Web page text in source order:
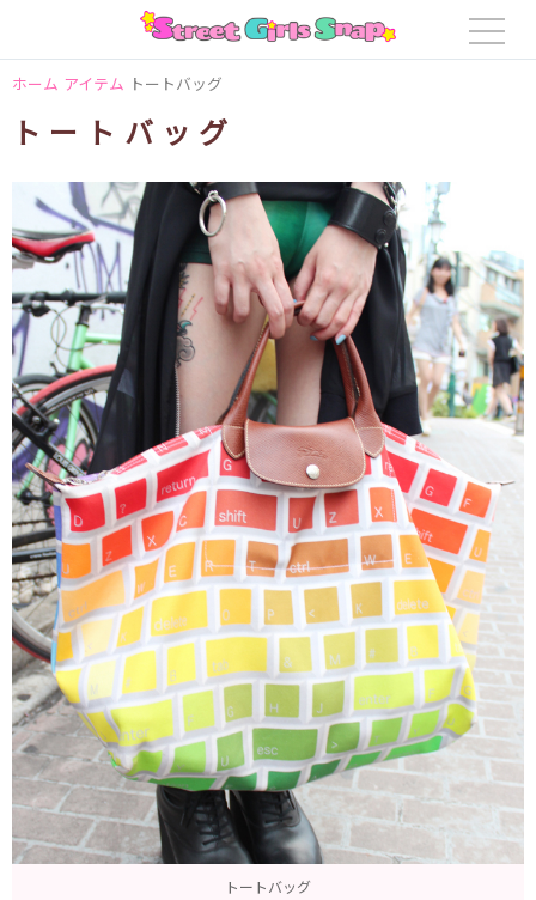
ホーム アイテム トートバッグ
トートバッグ
トートバッグ